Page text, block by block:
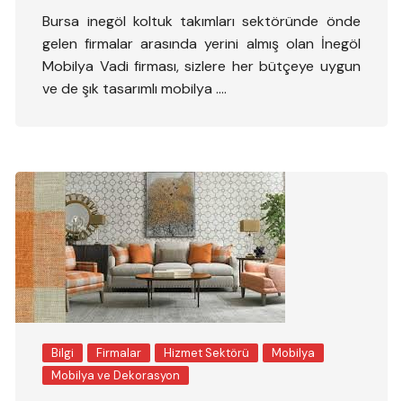
Bursa inegöl koltuk takımları sektöründe önde
gelen firmalar arasında yerini almış olan İnegöl
Mobilya Vadi firması, sizlere her bütçeye uygun
ve de şık tasarımlı mobilya ….
Bilgi Firmalar Hizmet Sektörü
Mobilya
Mobilya ve Dekorasyon